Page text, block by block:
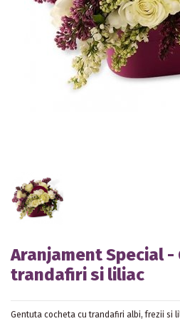
Aranjament Special -
trandafiri si liliac
Gentuta cocheta cu trandafiri albi, frezii si